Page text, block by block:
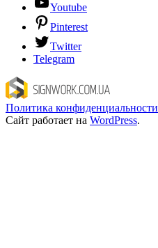
Youtube
Pinterest
Twitter
Telegram
Политика конфиденциальности
Сайт работает на WordPress.